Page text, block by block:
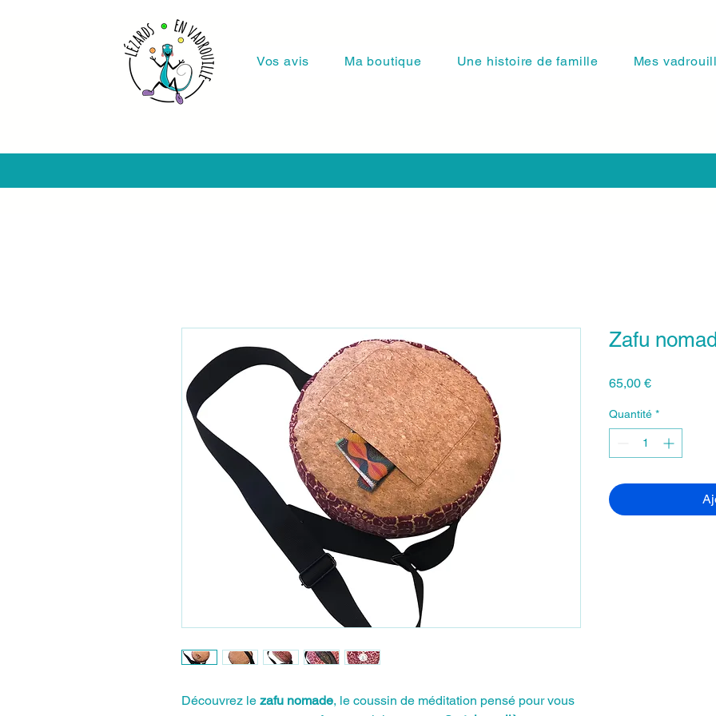
Vos avis Ma boutique Une histoire de famille Mes
Découvrez le zafu nomade, le coussin de méditation pensé pour vous
Zafu
65,00 €Prix
Quantité *